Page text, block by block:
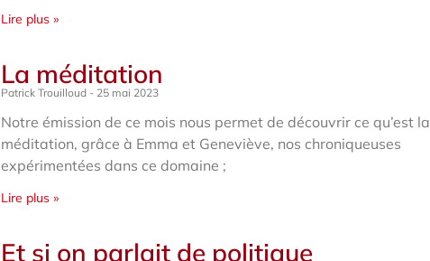
Lire plus »
La méditation
Patrick Trouilloud 25 mai 2023
Notre émission de ce mois nous permet de découvrir ce qu’est la
méditation, grâce à Emma et Geneviève, nos chroniqueuses
expérimentées dans ce domaine ;
Lire plus »
Et si on parlait de politique